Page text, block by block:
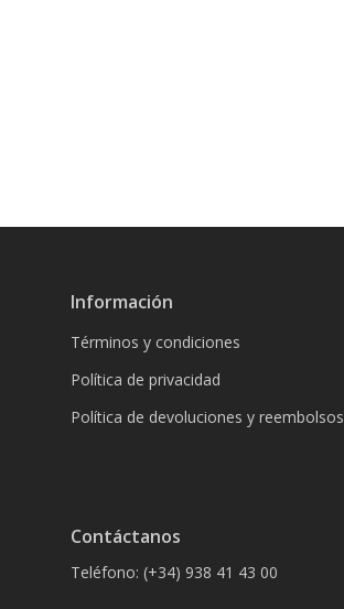
Información
Términos y condiciones
Política de privacidad
Política de devoluciones y reembolsos
Contáctanos
Teléfono: (+34) 938 41 43 00